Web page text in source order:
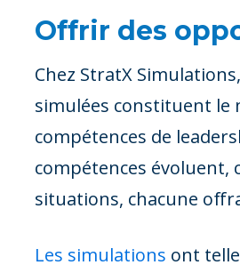
Offrir des
Chez StratX
simulées constituent le
compétences de
compétences
situations, chacune
Les simulations ont